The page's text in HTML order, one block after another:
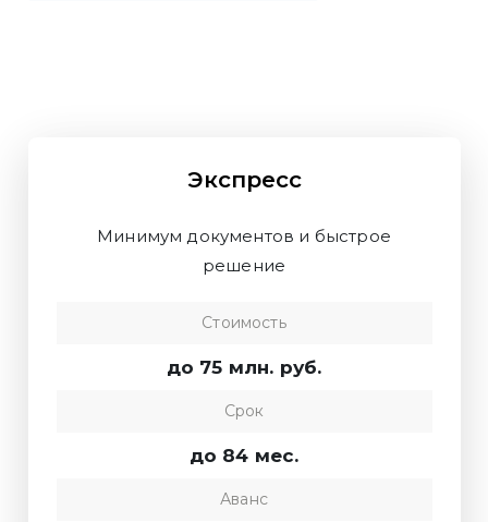
Экспресс
Минимум документов и быстрое
решение
Стоимость
до 75 млн. руб.
Срок
до 84 мес.
Аванс